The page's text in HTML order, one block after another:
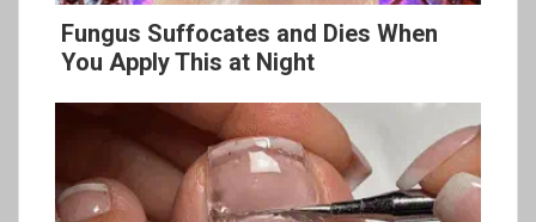
Fungus Suffocates and Dies When
You Apply This at Night